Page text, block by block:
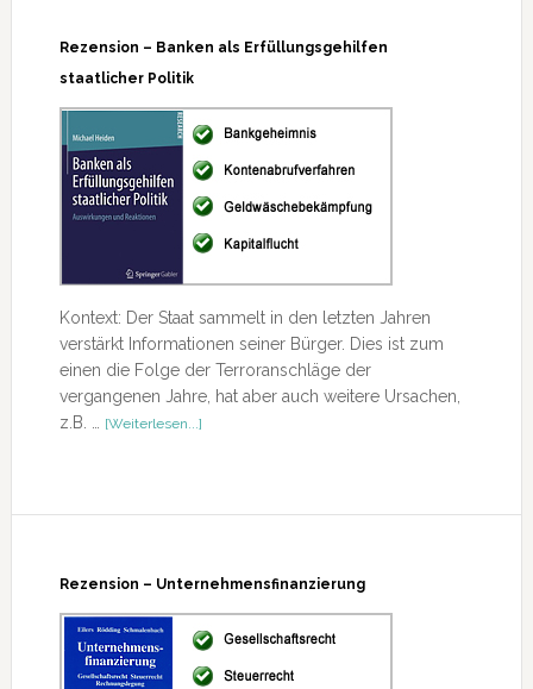
Rezension – Banken als Erfüllungsgehilfen
staatlicher Politik
Kontext: Der Staat sammelt in den letzten Jahren
verstärkt Informationen seiner Bürger. Dies ist zum
einen die Folge der Terroranschläge der
vergangenen Jahre, hat aber auch weitere Ursachen,
z.B. …
[Weiterlesen...]ÜberRezension
Rezension – Unternehmensfinanzierung